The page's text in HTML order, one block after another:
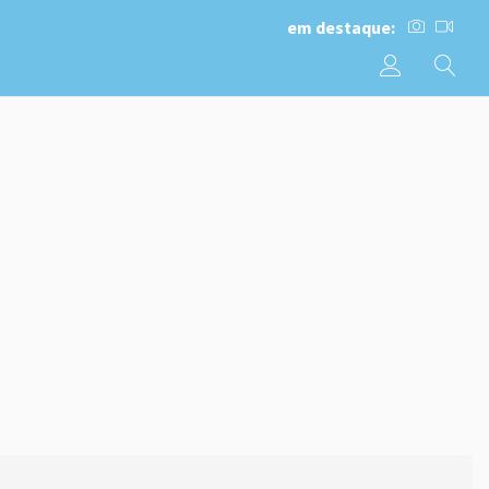
em destaque: